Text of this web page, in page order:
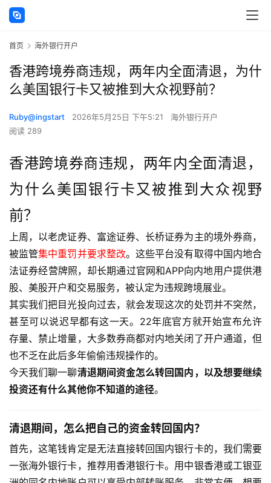
首页 海外银行开户
香港跨境券商违规，两年内全面清退，为什
么美国银行卡又被推到大众视野前？
Ruby@ingstart 2026年5月25日 下午5:21
海外银行开户
阅读 289
香港跨境券商违规，两年内全面清退，
为什么美国银行卡又被推到大众视野
前？
上周，以老虎证券、富途证券、长桥证券为主的境外券商，
被监管集中重罚并要求整改。这些平台没有取得中国内地合
法证券经营牌照，却长期通过官网和APP向内地用户提供港
股、美股开户和交易服务，被认定为违规跨境展业。
其实我们把目光投向过去，就会发现这次的处罚并不突然，
甚至可以说迟早都有这一天。22年底官方就开始宣布允许
存量、禁止增量，大多数券商都对内地关闭了开户通道，但
也不乏在此后多年偷偷违规操作的。
今天我们聊一聊清退期间资金怎么转回国内，以及想要继续
投资还有什么其他你不知道的途径。
清退期间，怎么把自己的资金转回国内？
首先，这笔钱肯定是无法直接转回国内银行卡的，我们需要
一张海外银行卡，推荐用香港银行卡。用中银香港或工银亚